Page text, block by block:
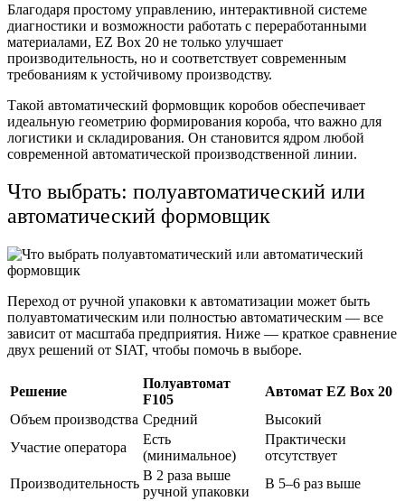
Благодаря простому управлению, интерактивной системе
диагностики и возможности работать с переработанными
материалами, EZ Box 20 не только улучшает
производительность, но и соответствует современным
требованиям к устойчивому производству.
Такой автоматический формовщик коробов обеспечивает
идеальную геометрию формирования короба, что важно для
логистики и складирования. Он становится ядром любой
современной автоматической производственной линии.
Что выбрать: полуавтоматический или
автоматический формовщик
Переход от ручной упаковки к автоматизации может быть
полуавтоматическим или полностью автоматическим — все
зависит от масштаба предприятия. Ниже — краткое сравнение
двух решений от SIAT, чтобы помочь в выборе.
Решение
Полуавтомат
F105
Автомат EZ Box 20
Объем производства Средний
Высокий
Участие оператора
Есть
(минимальное)
Практически
отсутствует
Производительность
В 2 раза выше
ручной упаковки
В 5–6 раз выше